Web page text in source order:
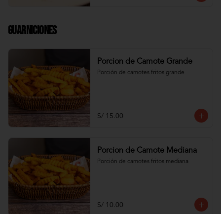
Guarniciones
Porcion de Camote Grande
Porción de camotes fritos grande
S/ 15.00
Porcion de Camote Mediana
Porción de camotes fritos mediana
S/ 10.00